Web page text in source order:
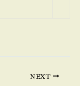
NEXT